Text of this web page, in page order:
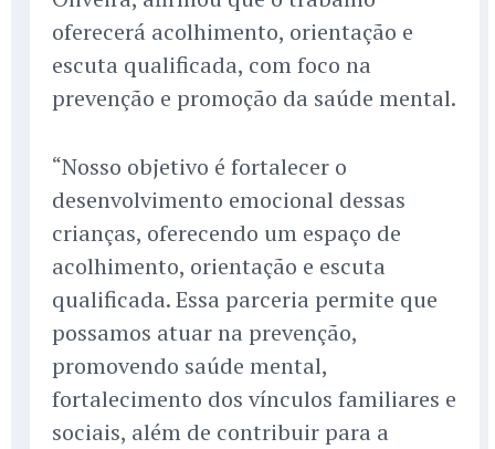
oferecerá acolhimento, orientação e
escuta qualificada, com foco na
prevenção e promoção da saúde mental.
“Nosso objetivo é fortalecer o
desenvolvimento emocional dessas
crianças, oferecendo um espaço de
acolhimento, orientação e escuta
qualificada. Essa parceria permite que
possamos atuar na prevenção,
promovendo saúde mental,
fortalecimento dos vínculos familiares e
sociais, além de contribuir para a